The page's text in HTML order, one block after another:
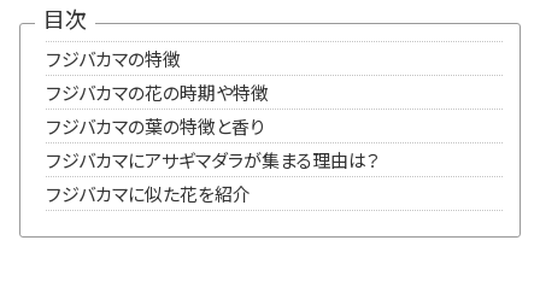
目次
フジバカマの特徴
フジバカマの花の時期や特徴
フジバカマの葉の特徴と香り
フジバカマにアサギマダラが集まる理由は？
フジバカマに似た花を紹介